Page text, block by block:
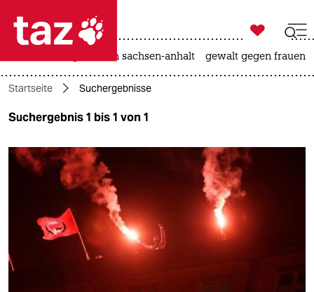
 taz zahl ich
taz zahl ich
themen
politik
gesellschaft
kultur

taz zahl ich
landtagswahl in sachsen-anhalt gewalt gegen frauen
Startseite Suchergebnisse
Suchergebnis 1 bis 1 von 1